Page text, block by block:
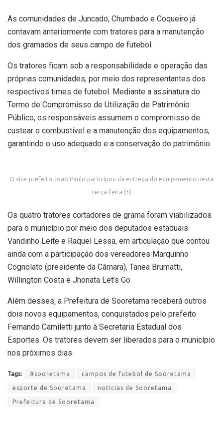
As comunidades de Juncado, Chumbado e Coqueiro já
contavam anteriormente com tratores para a manutenção
dos gramados de seus campo de futebol.
Os tratores ficam sob a responsabilidade e operação das
próprias comunidades, por meio dos representantes dos
respectivos times de futebol. Mediante a assinatura do
Termo de Compromisso de Utilização de Patrimônio
Público, os responsáveis assumem o compromisso de
custear o combustível e a manutenção dos equipamentos,
garantindo o uso adequado e a conservação do patrimônio.
O vice-prefeito Joao Paulo participou da entrega do equipamento nesta
terça-feira (3)
Os quatro tratores cortadores de grama foram viabilizados
para o município por meio dos deputados estaduais
Vandinho Leite e Raquel Lessa, em articulação que contou
ainda com a participação dos vereadores Marquinho
Cognolato (presidente da Câmara), Tanea Brumatti,
Willington Costa e Jhonata Let’s Go.
Além desses, a Prefeitura de Sooretama receberá outros
dois novos equipamentos, conquistados pelo prefeito
Fernando Camiletti junto à Secretaria Estadual dos
Esportes. Os tratores devem ser liberados para o município
nos próximos dias.
Tags: #sooretama campos de futebol de Sooretama
esporte de Sooretama notícias de Sooretama
Prefeitura de Sooretama